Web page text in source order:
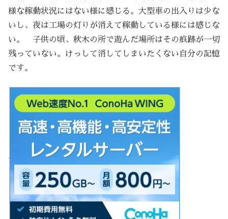
様な稼動状況にはない様に感じる。大型車の出入りは少な
いし、夜は工場の灯りが消えて稼動している様には感じな
い。 子供の頃、秋木の所で遊んだ場所はその痕跡が一切
残っていない。けっして消してしまいたくない自分の記憶
です。